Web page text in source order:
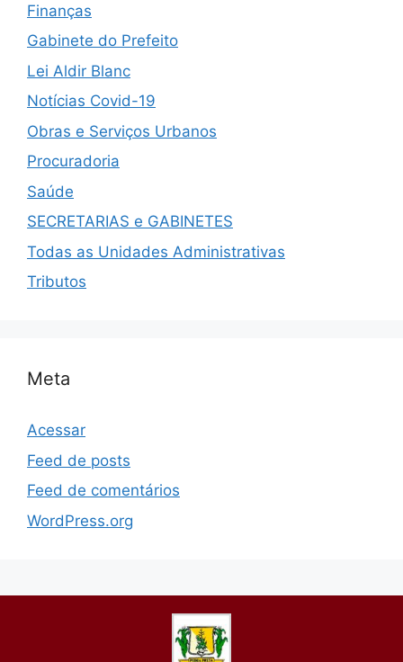
Finanças
Gabinete do Prefeito
Lei Aldir Blanc
Notícias Covid-19
Obras e Serviços Urbanos
Procuradoria
Saúde
SECRETARIAS e GABINETES
Todas as Unidades Administrativas
Tributos
Meta
Acessar
Feed de posts
Feed de comentários
WordPress.org